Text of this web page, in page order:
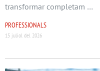
transformar completam …
PROFESSIONALS
15 juliol del 2026